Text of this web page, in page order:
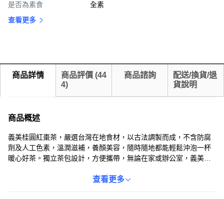
是否為素食
全素
查看更多
商品詳情 商品評價 (44
4)
商品諮詢
配送/換貨/退
貨說明
商品概述
義美桂圓紅棗茶，嚴選台灣在地食材，以古法調製而成，不含防腐
劑及人工色素，溫潤滋補，養顏美容，隨時隨地都能輕鬆沖泡一杯
暖心好茶。獨立茶包設計，方便攜帶，無論在家或辦公室，義美桂
查看更多